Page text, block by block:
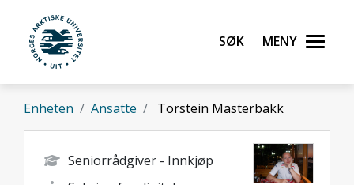
Gå til hovedinnhold
UiT Norges arktiske universitet
Søk Meny
Enheten Ansatte Torstein Masterbakk
Seniorrådgiver - Innkjøp